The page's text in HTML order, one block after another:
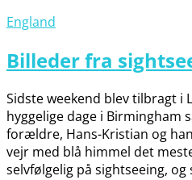
England
Billeder fra
Sidste weekend blev tilbragt i
hyggelige dage i Birmingham
forældre, Hans-Kristian og
vejr med blå himmel det
selvfølgelig på sightseeing,